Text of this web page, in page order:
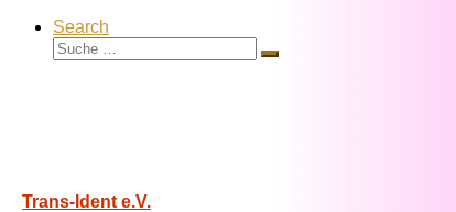
Search
Suche
Suche
Trans-Ident e.V.